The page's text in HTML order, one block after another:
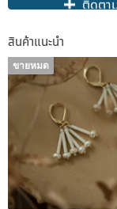
สินค้าแนะนำ
ขายหมด